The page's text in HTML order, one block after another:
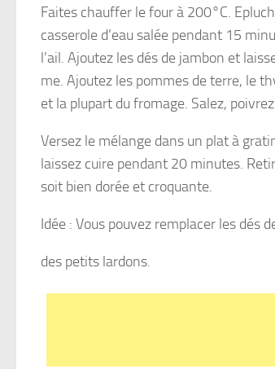
Faites chauffer le four à 200°C.
casserole d’eau salée pendant 15
l’ail. Ajoutez les dés de jambon et
me. Ajoutez les pommes de terre, le
et la plupart du fromage. Salez,
Versez le mélange dans un plat à
laissez cuire pendant 20 minutes.
soit bien dorée et croquante.
Idée : Vous pouvez remplacer les dés
des petits lardons.